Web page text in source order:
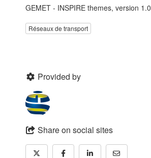
GEMET - INSPIRE themes, version 1.0
Réseaux de transport
Provided by
Share on social sites